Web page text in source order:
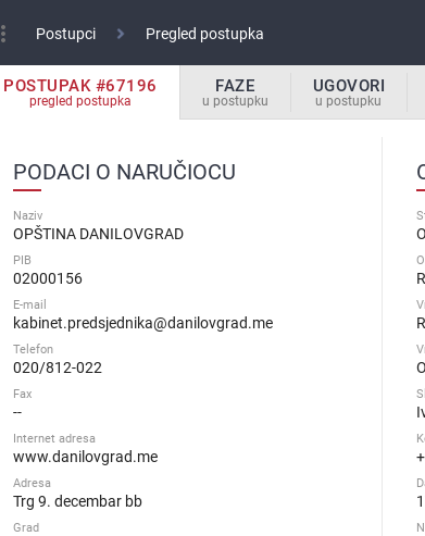
more_vert Postupci Pregled postupka
POSTUPAK #67196
pregled postupka
FAZE
u postupku
UGOVORI
u postupku
PODACI O NARUČIOCU
Naziv
OPŠTINA DANILOVGRAD
PIB
02000156
E-mail
kabinet.predsjednika@danilovgrad.me
Telefon
020/812-022
Fax
--
Internet adresa
www.danilovgrad.me
Adresa
Trg 9. decembar bb
Grad